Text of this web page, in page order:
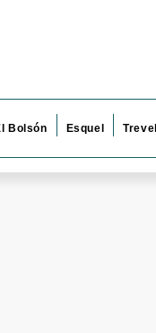
Bolsón Esquel